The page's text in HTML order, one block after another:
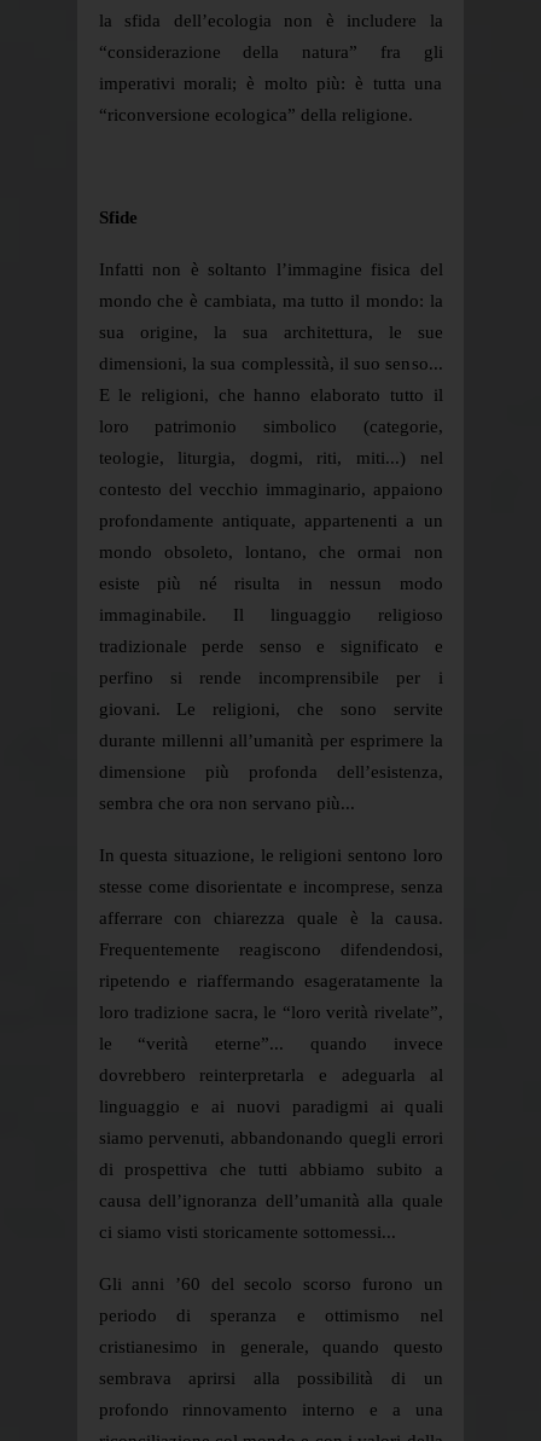
la sfida dell’ecologia non è includere la
“considerazione della natura” fra gli
imperativi morali; è molto più: è tutta una
“riconversione ecologica” della religione.
Sfide
Infatti non è soltanto l’immagine fisica del
mondo che è cambiata, ma tutto il mondo: la
sua origine, la sua architettura, le sue
dimensioni, la sua complessità, il suo senso...
E le religioni, che hanno elaborato tutto il
loro patrimonio simbolico (categorie,
teologie, liturgia, dogmi, riti, miti...) nel
contesto del vecchio immaginario, appaiono
profondamente antiquate, appartenenti a un
mondo obsoleto, lontano, che ormai non
esiste più né risulta in nessun modo
immaginabile. Il linguaggio religioso
tradizionale perde senso e significato e
perfino si rende incomprensibile per i
giovani. Le religioni, che sono servite
durante millenni all’umanità per esprimere la
dimensione più profonda dell’esistenza,
sembra che ora non servano più...
In questa situazione, le religioni sentono loro
stesse come disorientate e incomprese, senza
afferrare con chiarezza quale è la causa.
Frequentemente reagiscono difendendosi,
ripetendo e riaffermando esageratamente la
loro tradizione sacra, le “loro verità rivelate”,
le “verità eterne”... quando invece
dovrebbero reinterpretarla e adeguarla al
linguaggio e ai nuovi paradigmi ai quali
siamo pervenuti, abbandonando quegli errori
di prospettiva che tutti abbiamo subito a
causa dell’ignoranza dell’umanità alla quale
ci siamo visti storicamente sottomessi...
Gli anni ’60 del secolo scorso furono un
periodo di speranza e ottimismo nel
cristianesimo in generale, quando questo
sembrava aprirsi alla possibilità di un
profondo rinnovamento interno e a una